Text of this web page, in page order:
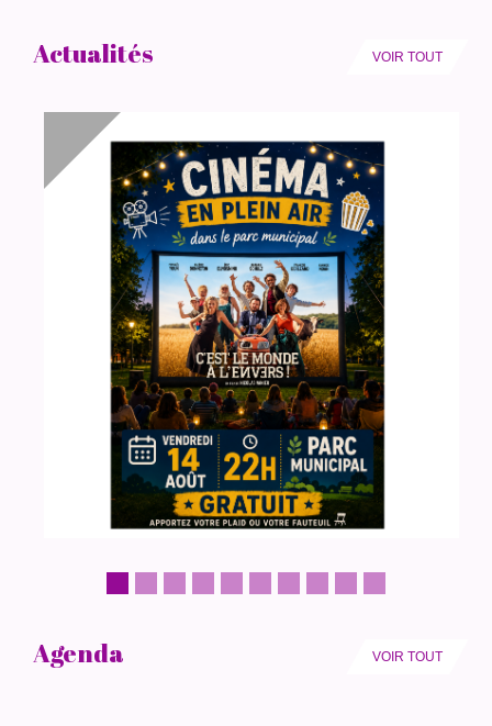
Actualités VOIR TOUT
Agenda VOIR TOUT